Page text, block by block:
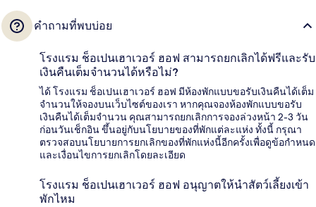
คำถามที่พบบ่อย
โรงแรม ช็อเปนเฮาเวอร์ ฮอฟ สามารถยกเลิกได้ฟรีและรับ
เงินคืนเต็มจำนวนได้หรือไม่?
ได้ โรงแรม ช็อเปนเฮาเวอร์ ฮอฟ มีห้องพักแบบขอรับเงินคืนได้เต็ม
จำนวนให้จองบนเว็บไซต์ของเรา หากคุณจองห้องพักแบบขอรับ
เงินคืนได้เต็มจำนวน คุณสามารถยกเลิกการจองล่วงหน้า 2-3 วัน
ก่อนวันเช็กอิน ขึ้นอยู่กับนโยบายของที่พักแต่ละแห่ง ทั้งนี้ กรุณา
ตรวจสอบนโยบายการยกเลิกของที่พักแห่งนี้อีกครั้งเพื่อดูข้อกำหนด
และเงื่อนไขการยกเลิกโดยละเอียด
โรงแรม ช็อเปนเฮาเวอร์ ฮอฟ อนุญาตให้นำสัตว์เลี้ยงเข้า
พักไหม